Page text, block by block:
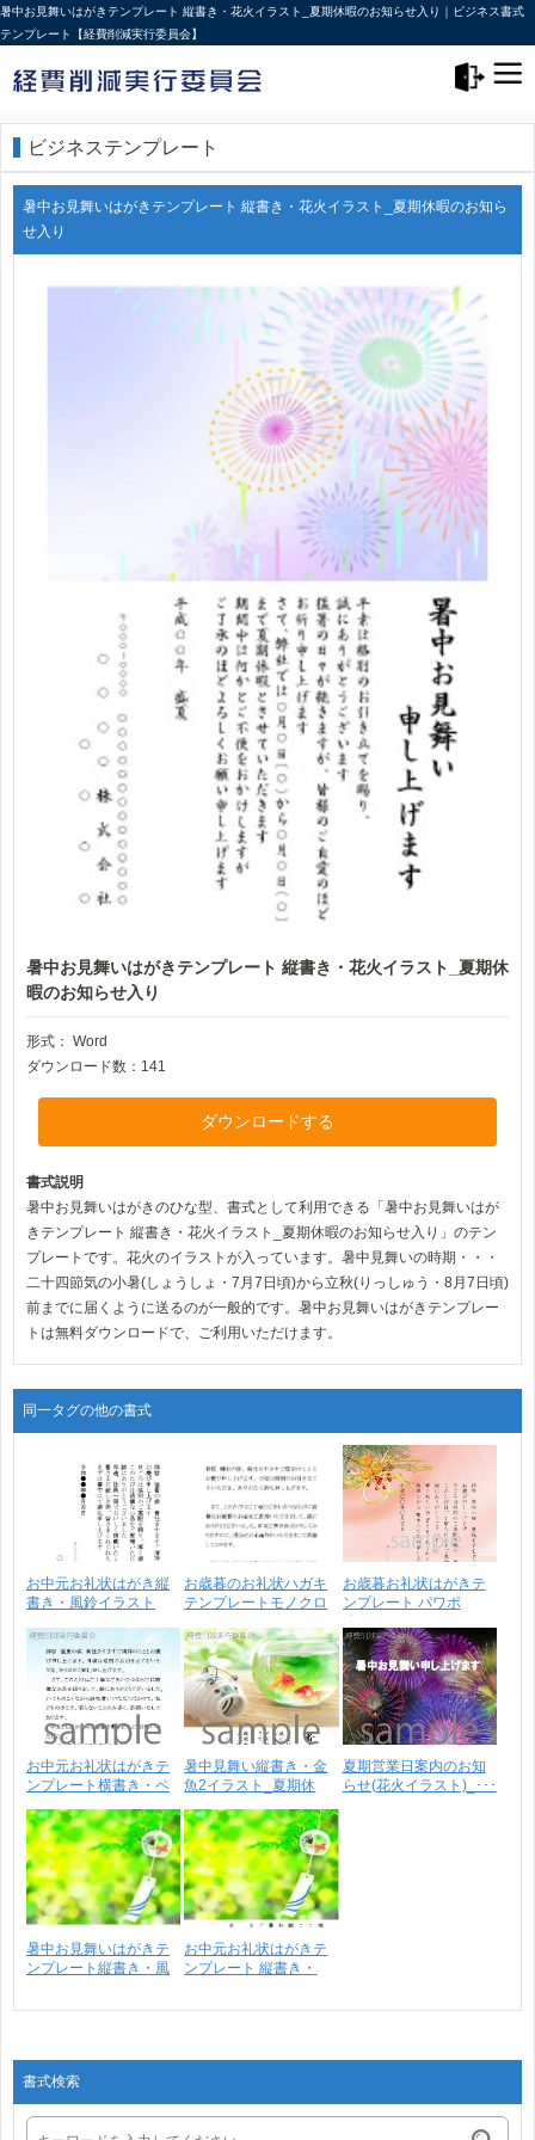
暑中お見舞いはがきテンプレート 縦書き・花火イラスト_夏期休暇のお知らせ入り｜ビジネス書式
テンプレート【経費削減実行委員会】
ビジネステンプレート
暑中お見舞いはがきテンプレート 縦書き・花火イラスト_夏期休暇のお知ら
せ入り
暑中お見舞いはがきテンプレート 縦書き・花火イラスト_夏期休
暇のお知らせ入り
形式： Word
ダウンロード数：141
ダウンロードする
書式説明
暑中お見舞いはがきのひな型、書式として利用できる「暑中お見舞いはが
きテンプレート 縦書き・花火イラスト_夏期休暇のお知らせ入り」のテン
プレートです。花火のイラストが入っています。暑中見舞いの時期・・・
二十四節気の小暑(しょうしょ・7月7日頃)から立秋(りっしゅう・8月7日頃)
前までに届くように送るのが一般的です。暑中お見舞いはがきテンプレー
トは無料ダウンロードで、ご利用いただけます。
同一タグの他の書式
お中元お礼状はがき縦
書き・風鈴イラスト
お歳暮のお礼状ハガキ
テンプレートモノクロ
お歳暮お礼状はがきテ
ンプレート パワポ
お中元お礼状はがきテ
ンプレート横書き・ペ
暑中見舞い縦書き・金
魚2イラスト_夏期休
夏期営業日案内のお知
らせ(花火イラスト)_･･･
暑中お見舞いはがきテ
ンプレート縦書き・風
お中元お礼状はがきテ
ンプレート 縦書き・
書式検索